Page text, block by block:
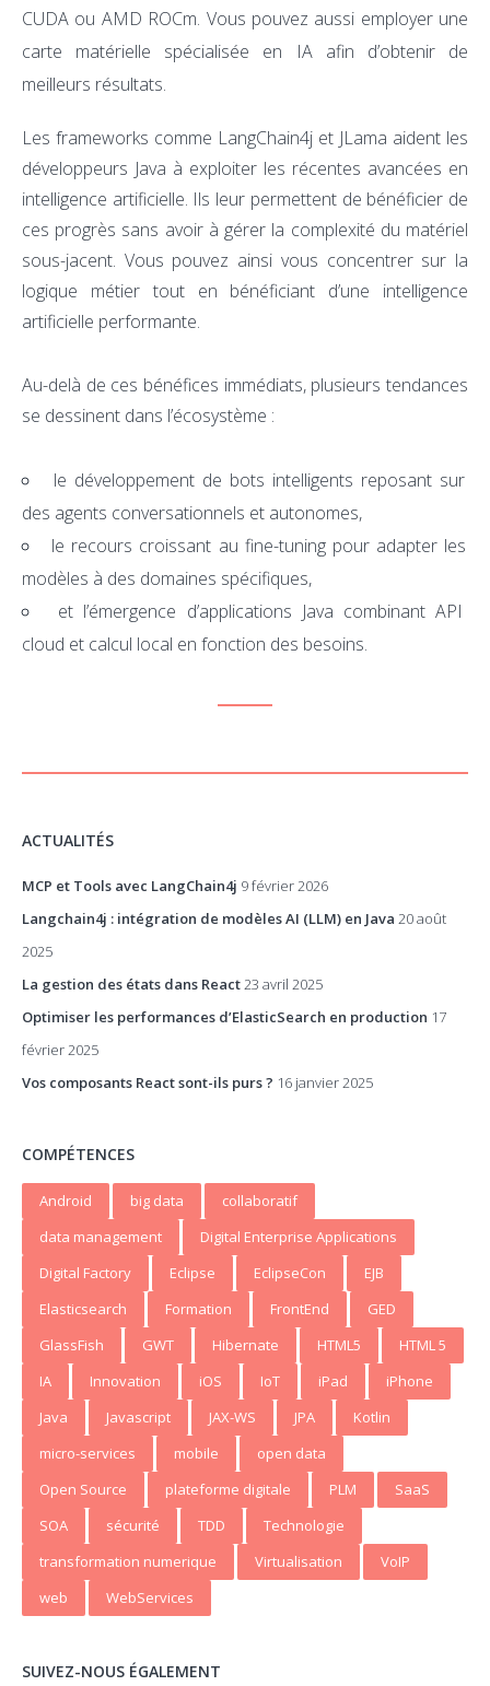
CUDA ou AMD ROCm. Vous pouvez aussi employer une
carte matérielle spécialisée en IA afin d’obtenir de
meilleurs résultats.
Les frameworks comme LangChain4j et JLama aident les
développeurs Java à exploiter les récentes avancées en
intelligence artificielle. Ils leur permettent de bénéficier de
ces progrès sans avoir à gérer la complexité du matériel
sous-jacent. Vous pouvez ainsi vous concentrer sur la
logique métier tout en bénéficiant d’une intelligence
artificielle performante.
Au-delà de ces bénéfices immédiats, plusieurs tendances
se dessinent dans l’écosystème :
le développement de bots intelligents reposant sur
des agents conversationnels et autonomes,
le recours croissant au fine-tuning pour adapter les
modèles à des domaines spécifiques,
et l’émergence d’applications Java combinant API
cloud et calcul local en fonction des besoins.
ACTUALITÉS
MCP et Tools avec LangChain4j 9 février 2026
Langchain4j : intégration de modèles AI (LLM) en Java 20 août
2025
La gestion des états dans React23 avril 2025
Optimiser les performances d’ElasticSearch en production 17
février 2025
Vos composants React sont-ils purs ? 16 janvier 2025
COMPÉTENCES
Android big data
collaboratif
data management
Digital Enterprise Applications
Digital Factory
Eclipse EclipseCon
EJB
Elasticsearch
Formation FrontEnd
GED
GlassFish
GWT Hibernate HTML5
HTML 5
IA
Innovation iOS IoT iPad
iPhone
Java
Javascript JAX-WS JPA
Kotlin
micro-services
mobile
open data
Open Source
plateforme digitale PLM
SaaS
SOA
sécurité TDD
Technologie
transformation numerique
Virtualisation
VoIP
web
WebServices
SUIVEZ-NOUS ÉGALEMENT